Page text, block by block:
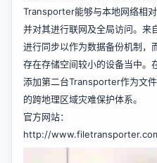
Transporter能够与本地网络相
并对其进行联网及全局访问。来
进行同步以作为数据备份机制，
存在存储空间较小的设备当中。
添加第二台Transporter作为文
的跨地理区域灾难保护体系。
官方网站：
http://